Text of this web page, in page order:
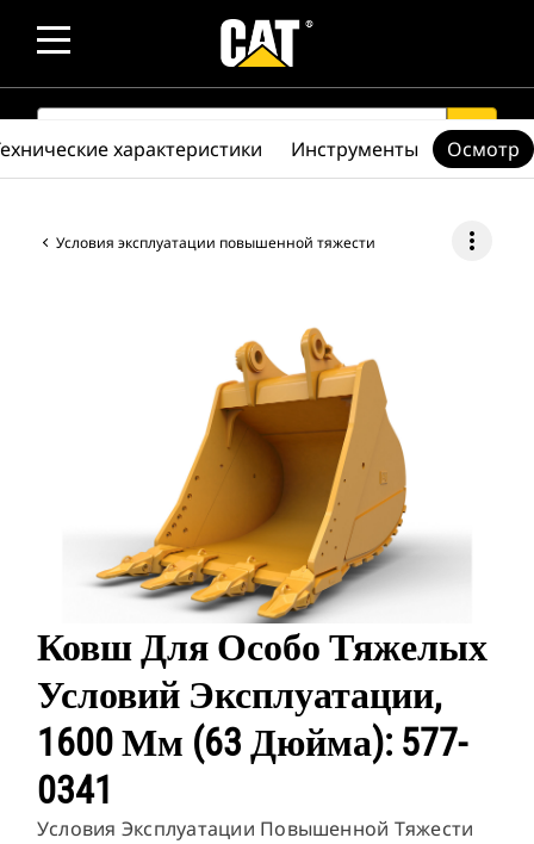
SEARCH search
Условия эксплуатации повышенной тяжести more_vert
Ковш Для Особо Тяжелых
Условий Эксплуатации,
1600 Мм (63 Дюйма): 577-
0341
Условия Эксплуатации Повышенной Тяжести
характеристики Инструменты Осмотр